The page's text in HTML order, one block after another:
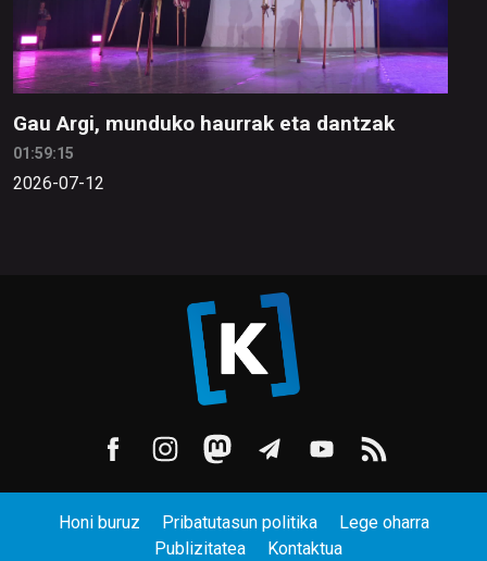
Gau Argi, munduko haurrak eta dantzak
01:59:15
2026-07-12
Honi buruz Pribatutasun politika
Lege oharra
Publizitatea
Kontaktua